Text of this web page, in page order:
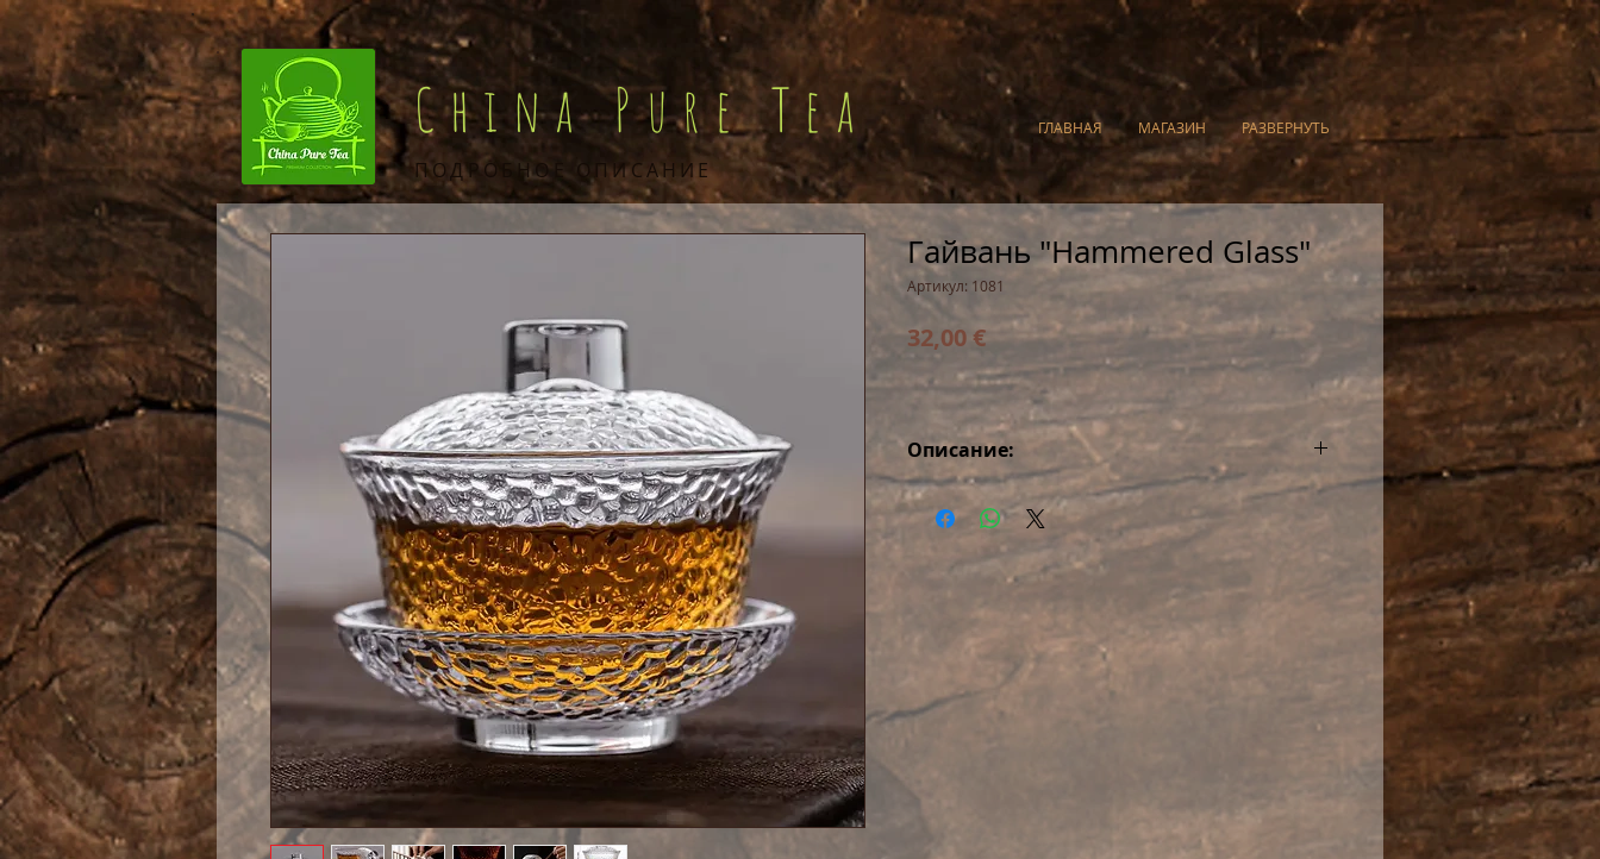
Гайвань "Hammered Glass"
Артикул: 1081
32,00 €Цена
Описание:
Мега-гайвань для настоящего ценителя.
Технология hammered glass (кованое стекло,
отбитое стекло) - это современный чайный
тренд в стеклянной посуде. Как комбинация
фарфора и дерева в японской традиции.
Благодаря стеклянным пупырышкам
гайвань не обжигает руки. Да и смотрится
очень красиво.
Если у вас совершенно случайно появится
China Pure Tea
ПОДРОБНОЕ ОПИСАНИЕ
ГЛАВНАЯ МАГАЗИН РАЗВЕРНУТЬ